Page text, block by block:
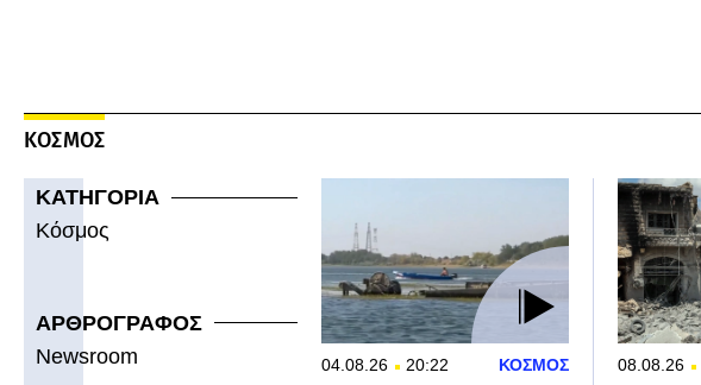
ΚΟΣΜΟΣ
ΚΑΤΗΓΟΡΙΑ
Κόσμος
ΑΡΘΡΟΓΡΑΦΟΣ
Newsroom
04.08.26 20:22 ΚΟΣΜΟΣ 08.08.26